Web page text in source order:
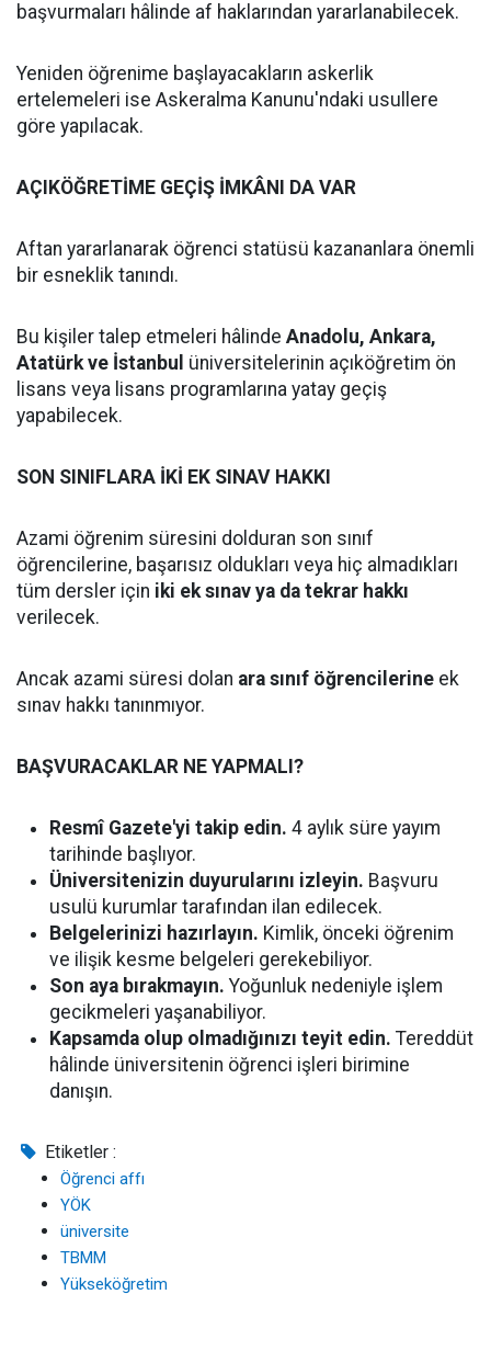
başvurmaları hâlinde af haklarından yararlanabilecek.
Yeniden öğrenime başlayacakların askerlik
ertelemeleri ise Askeralma Kanunu'ndaki usullere
göre yapılacak.
AÇIKÖĞRETİME GEÇİŞ İMKÂNI DA VAR
Aftan yararlanarak öğrenci statüsü kazananlara önemli
bir esneklik tanındı.
Bu kişiler talep etmeleri hâlinde Anadolu, Ankara,
Atatürk ve İstanbul üniversitelerinin açıköğretim ön
lisans veya lisans programlarına yatay geçiş
yapabilecek.
SON SINIFLARA İKİ EK SINAV HAKKI
Azami öğrenim süresini dolduran son sınıf
öğrencilerine, başarısız oldukları veya hiç almadıkları
tüm dersler için iki ek sınav ya da tekrar hakkı
verilecek.
Ancak azami süresi dolan ara sınıf öğrencilerine ek
sınav hakkı tanınmıyor.
BAŞVURACAKLAR NE YAPMALI?
Resmî Gazete'yi takip edin. 4 aylık süre yayım
tarihinde başlıyor.
Üniversitenizin duyurularını izleyin. Başvuru
usulü kurumlar tarafından ilan edilecek.
Belgelerinizi hazırlayın. Kimlik, önceki öğrenim
ve ilişik kesme belgeleri gerekebiliyor.
Son aya bırakmayın. Yoğunluk nedeniyle işlem
gecikmeleri yaşanabiliyor.
Kapsamda olup olmadığınızı teyit edin. Tereddüt
hâlinde üniversitenin öğrenci işleri birimine
danışın.
Etiketler :
Öğrenci affı
YÖK
üniversite
TBMM
Yükseköğretim